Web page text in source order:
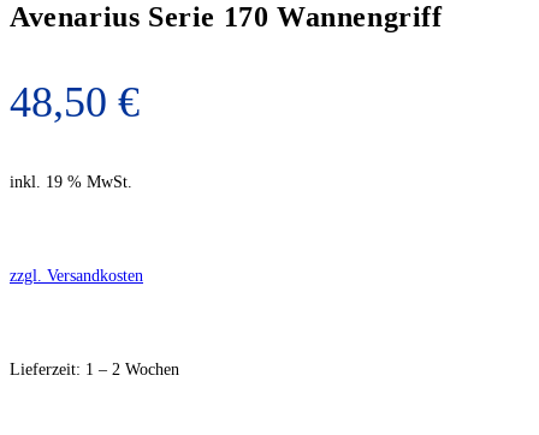
Avenarius Serie 170 Wannengriff
48,50 €
inkl. 19 % MwSt.
zzgl. Versandkosten
Lieferzeit: 1 – 2 Wochen